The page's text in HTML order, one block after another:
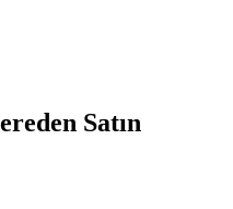
Satın